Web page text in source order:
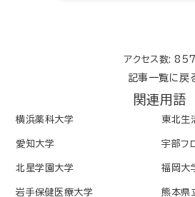
アクセス数:
記事一覧に戻
関連用語
横浜薬科大学 東北生
愛知大学 宇部フ
北星学園大学 福岡大
岩手保健医療大学 熊本県